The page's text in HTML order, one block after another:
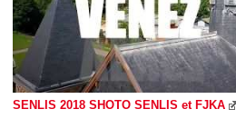
SENLIS 2018 SHOTO SENLIS et FJKA